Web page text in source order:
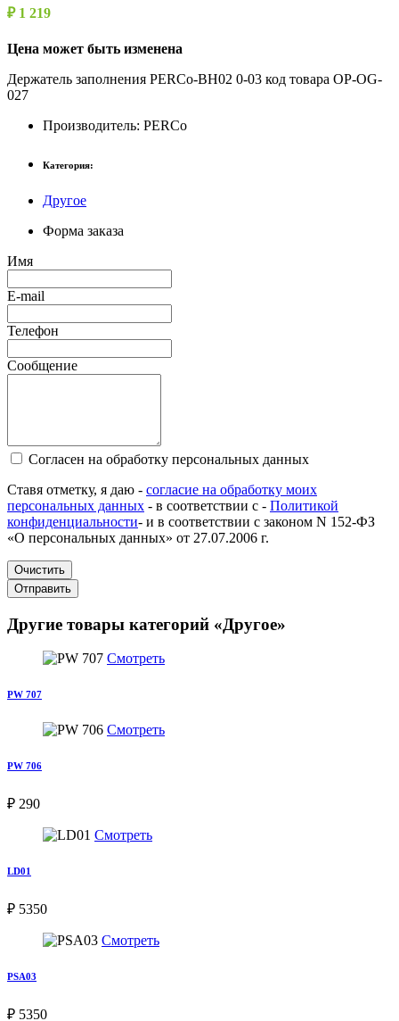
₽ 1 219
Цена может быть изменена
Держатель заполнения PERCo-BH02 0-03 код товара OP-OG-
027
Производитель: PERCo
Категория:
Другое
Форма заказа
Имя
E-mail
Телефон
Сообщение
Согласен на обработку персональных данных
Ставя отметку, я даю - согласие на обработку моих
персональных данных - в соответствии с - Политикой
конфиденциальности- и в соответствии с законом N 152-ФЗ
«О персональных данных» от 27.07.2006 г.
Очистить
Отправить
Другие товары категорий «Другое»
Смотреть
PW 707
Смотреть
PW 706
₽ 290
Смотреть
LD01
₽ 5350
Смотреть
PSA03
₽ 5350